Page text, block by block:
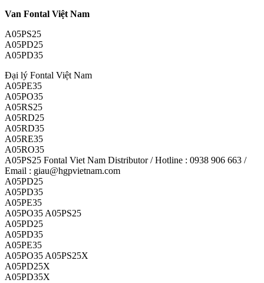
Van Fontal Việt Nam
A05PS25
A05PD25
A05PD35
Đại lý Fontal Việt Nam
A05PE35
A05PO35
A05RS25
A05RD25
A05RD35
A05RE35
A05RO35
A05PS25 Fontal Viet Nam Distributor / Hotline : 0938 906 663 /
Email : giau@hgpvietnam.com
A05PD25
A05PD35
A05PE35
A05PO35 A05PS25
A05PD25
A05PD35
A05PE35
A05PO35 A05PS25X
A05PD25X
A05PD35X